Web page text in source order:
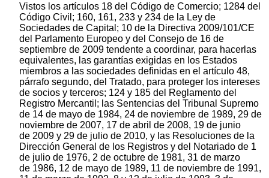
Vistos los artículos 18 del Código de Comercio; 1284 del
Código Civil; 160, 161, 233 y 234 de la Ley de
Sociedades de Capital; 10 de la Directiva 2009/101/CE
del Parlamento Europeo y del Consejo de 16 de
septiembre de 2009 tendente a coordinar, para hacerlas
equivalentes, las garantías exigidas en los Estados
miembros a las sociedades definidas en el artículo 48,
párrafo segundo, del Tratado, para proteger los intereses
de socios y terceros; 124 y 185 del Reglamento del
Registro Mercantil; las Sentencias del Tribunal Supremo
de 14 de mayo de 1984, 24 de noviembre de 1989, 29 de
noviembre de 2007, 17 de abril de 2008, 19 de junio
de 2009 y 29 de julio de 2010, y las Resoluciones de la
Dirección General de los Registros y del Notariado de 1
de julio de 1976, 2 de octubre de 1981, 31 de marzo
de 1986, 12 de mayo de 1989, 11 de noviembre de 1991,